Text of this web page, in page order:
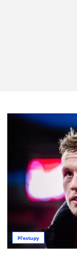
Přestupy